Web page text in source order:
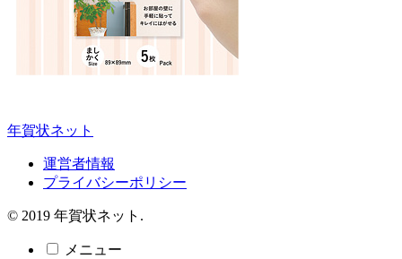
年賀状ネット
運営者情報
プライバシーポリシー
© 2019 年賀状ネット.
メニュー